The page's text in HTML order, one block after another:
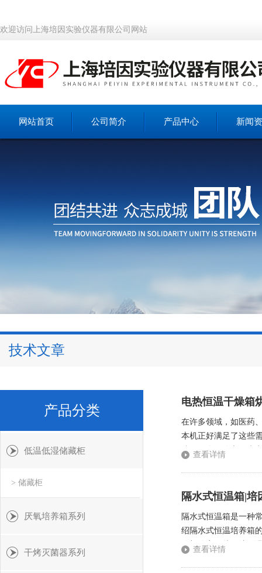
欢迎访问上海培因实验仪器有限公司网站
网站首页 公司简介 产品中心 新闻
技术文章
电热恒温干燥箱
在许多领域，如医药
本机正好满足了这些
镀，五金，汽车，光
查看详情
隔水式恒温箱|培
隔水式恒温箱是一种
绍隔水式恒温培养箱
管架分离，从而达到
查看详情
产品分类
低温低湿储藏柜
> 储藏柜
厌氧培养箱系列
干烤灭菌器系列